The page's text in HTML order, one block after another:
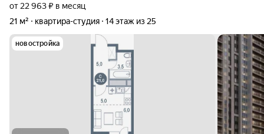
от 22 963 ₽ в месяц
21 м²
квартира-студия 14 этаж из 25
новостройка